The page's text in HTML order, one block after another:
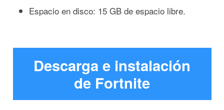
Espacio en disco: 15 GB de espacio libre.
Descarga e instalación
de Fortnite